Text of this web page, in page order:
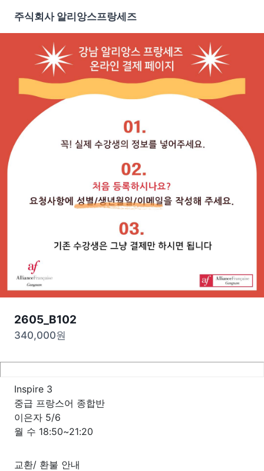
주식회사 알리앙스프랑세즈
2605_B102
340,000원
Inspire 3
중급 프랑스어 종합반
이은자 5/6
월 수 18:50~21:20
교환/ 환불 안내